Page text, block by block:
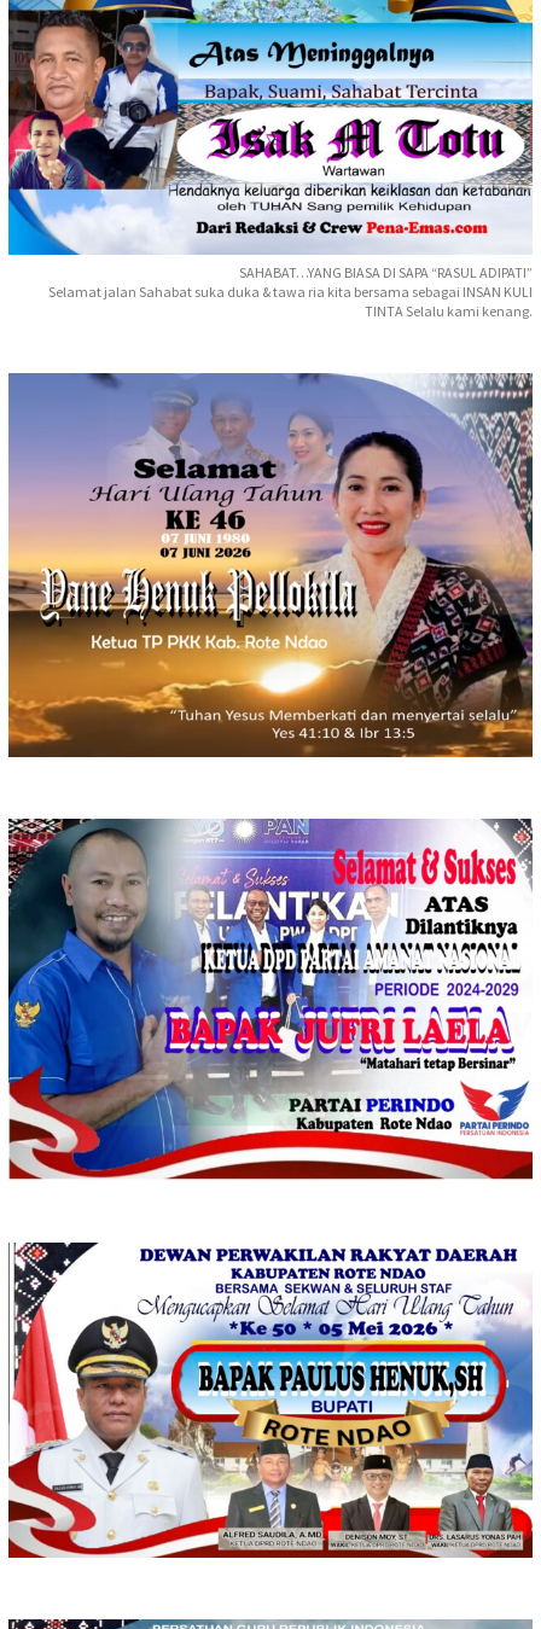
SAHABAT…YANG BIASA DI SAPA “RASUL ADIPATI”
Selamat jalan Sahabat suka duka & tawa ria kita bersama sebagai INSAN KULI
TINTA Selalu kami kenang.